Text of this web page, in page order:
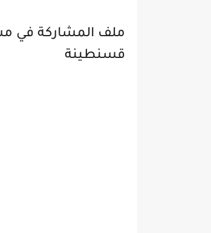
ملف المشاركة في
قسنطينة